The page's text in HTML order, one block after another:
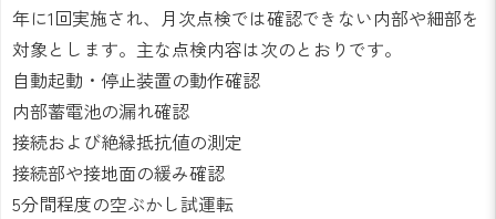
年に1回実施され、月次点検では確認できない内部や細部を
対象とします。主な点検内容は次のとおりです。
自動起動・停止装置の動作確認
内部蓄電池の漏れ確認
接続および絶縁抵抗値の測定
接続部や接地面の緩み確認
5分間程度の空ぶかし試運転